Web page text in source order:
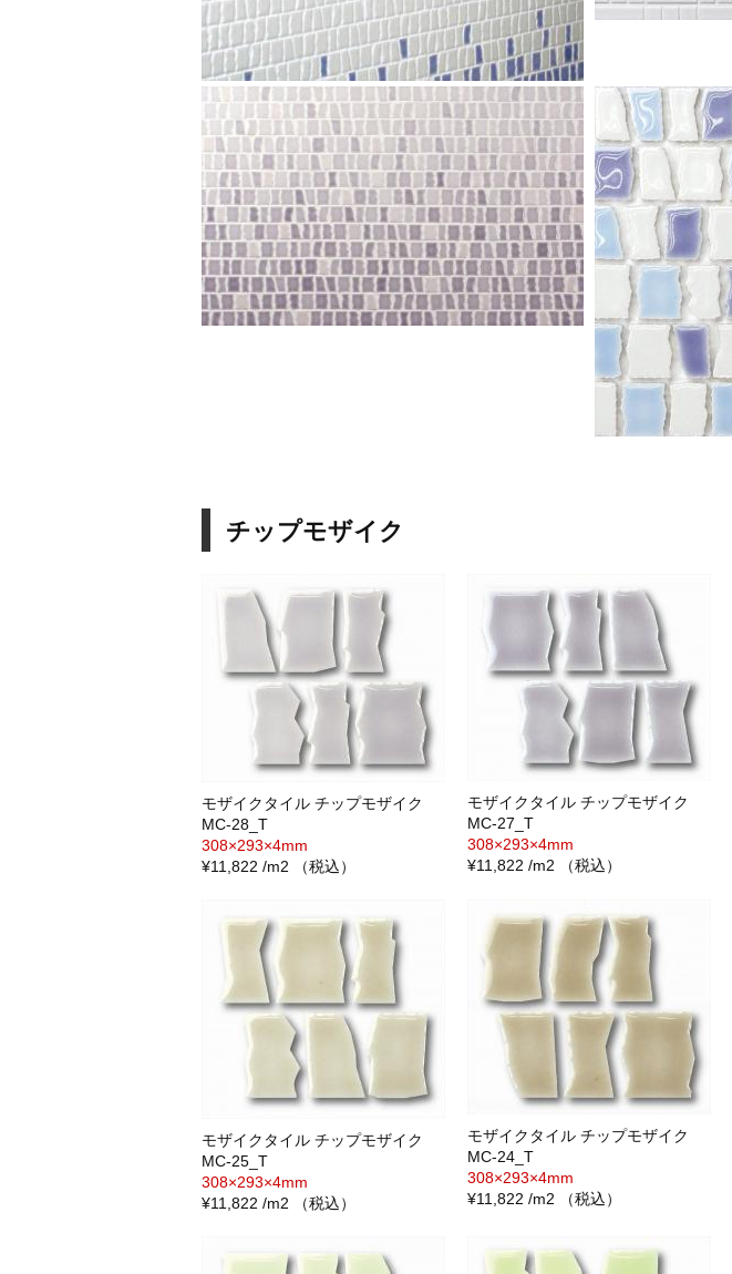
チップモザイク
モザイクタイル チップモザイク
MC-28_T
308×293×4mm
¥11,822 /m2 （税込）
モザイクタイル チップモザイク
MC-27_T
308×293×4mm
¥11,822 /m2 （税込）
モザイクタイル チップモザイク
MC-25_T
308×293×4mm
¥11,822 /m2 （税込）
モザイクタイル チップモザイク
MC-24_T
308×293×4mm
¥11,822 /m2 （税込）